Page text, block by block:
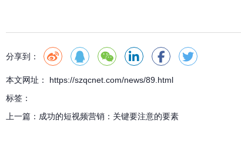
分享到：
本文网址： https://szqcnet.com/news/89.html
标签：
上一篇： 成功的短视频营销：关键要注意的要素